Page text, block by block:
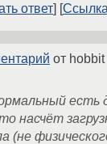
ответ
Ссылка
от hobbit
есть
насчёт
(не